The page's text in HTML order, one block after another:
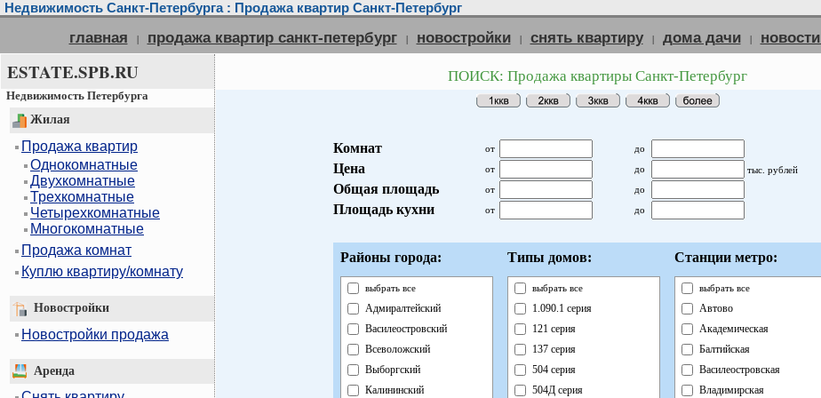
Недвижимость Санкт-Петербурга : Продажа квартир Санкт-Петербург
главная | продажа квартир санкт-петербург | новостройки | снять квартиру | дома дачи | новости
ESTATE.SPB.RU
Недвижимость Петербурга
Жилая
Продажа квартир
Однокомнатные
Двухкомнатные
Трехкомнатные
Четырехкомнатные
Многокомнатные
Продажа комнат
Куплю квартиру/комнату
Новостройки
Новостройки продажа
Аренда
ПОИСК: Продажа квартиры Санкт-Петербург
Комнат от до
Цена от до тыс. рублей
Общая площадь от до
Площадь кухни от до
Районы города:
выбрать все
Адмиралтейский
Василеостровский
Всеволожский
Выборгский
Калининский
Типы домов:
выбрать все
1.090.1 серия
121 серия
137 серия
504 серия
504Д серия
Станции метро:
выбрать все
Автово
Академическая
Балтийская
Василеостровская
Владимирская